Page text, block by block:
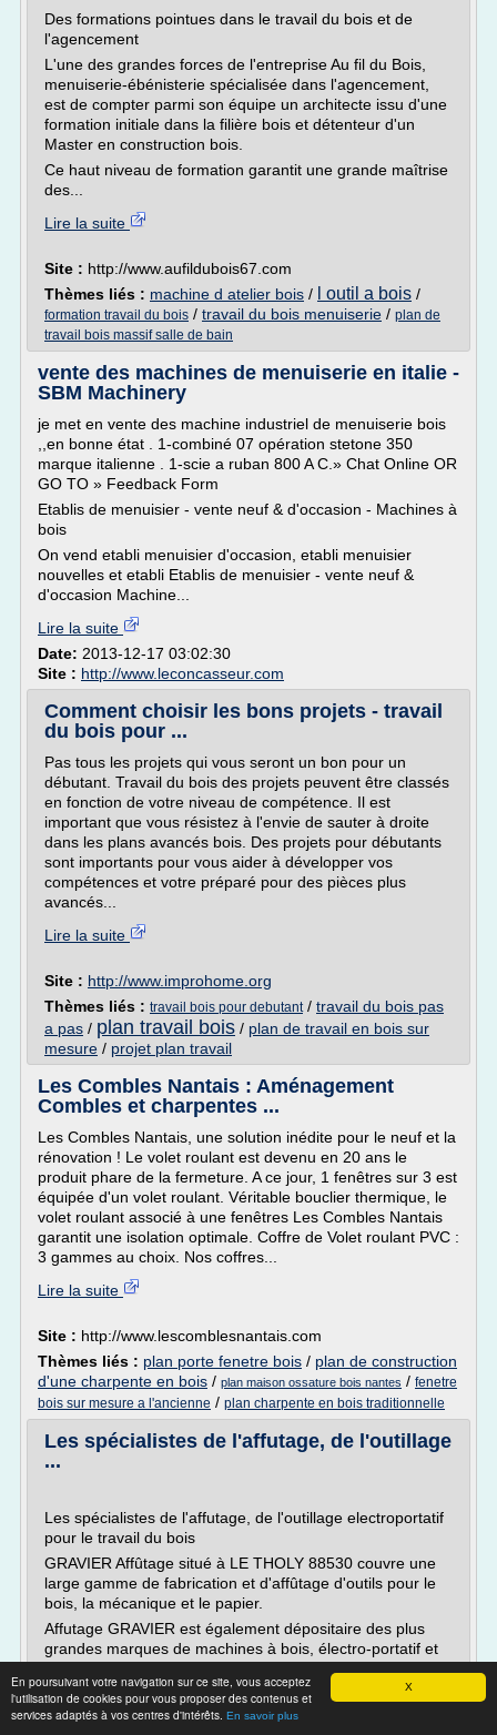
X
En poursuivant votre navigation sur ce site, vous acceptez
l'utilisation de cookies pour vous proposer des contenus et
services adaptés à vos centres d'intérêts. En savoir plus
Des formations pointues dans le travail du bois et de
l'agencement
L'une des grandes forces de l'entreprise Au fil du Bois,
menuiserie-ébénisterie spécialisée dans l'agencement,
est de compter parmi son équipe un architecte issu d'une
formation initiale dans la filière bois et détenteur d'un
Master en construction bois.
Ce haut niveau de formation garantit une grande maîtrise
des...
Lire la suite
Site : http://www.aufildubois67.com
Thèmes liés : machine d atelier bois / l outil a bois /
formation travail du bois / travail du bois menuiserie / plan de
travail bois massif salle de bain
vente des machines de menuiserie en italie -
SBM Machinery
je met en vente des machine industriel de menuiserie bois
,,en bonne état . 1-combiné 07 opération stetone 350
marque italienne . 1-scie a ruban 800 A C.» Chat Online OR
GO TO » Feedback Form
Etablis de menuisier - vente neuf & d'occasion - Machines à
bois
On vend etabli menuisier d'occasion, etabli menuisier
nouvelles et etabli Etablis de menuisier - vente neuf &
d'occasion Machine...
Lire la suite
Date: 2013-12-17 03:02:30
Site : http://www.leconcasseur.com
Comment choisir les bons projets - travail
du bois pour ...
Pas tous les projets qui vous seront un bon pour un
débutant. Travail du bois des projets peuvent être classés
en fonction de votre niveau de compétence. Il est
important que vous résistez à l'envie de sauter à droite
dans les plans avancés bois. Des projets pour débutants
sont importants pour vous aider à développer vos
compétences et votre préparé pour des pièces plus
avancés...
Lire la suite
Site : http://www.improhome.org
Thèmes liés : travail bois pour debutant/ travail du bois pas
a pas / plan travail bois / plan de travail en bois sur
mesure / projet plan travail
Les Combles Nantais : Aménagement
Combles et charpentes ...
Les Combles Nantais, une solution inédite pour le neuf et la
rénovation ! Le volet roulant est devenu en 20 ans le
produit phare de la fermeture. A ce jour, 1 fenêtres sur 3 est
équipée d'un volet roulant. Véritable bouclier thermique, le
volet roulant associé à une fenêtres Les Combles Nantais
garantit une isolation optimale. Coffre de Volet roulant PVC :
3 gammes au choix. Nos coffres...
Lire la suite
Site : http://www.lescomblesnantais.com
Thèmes liés : plan porte fenetre bois / plan de construction
d'une charpente en bois / plan maison ossature bois nantes / fenetre
bois sur mesure a l'ancienne / plan charpente en bois traditionnelle
Les spécialistes de l'affutage, de l'outillage
...
Les spécialistes de l'affutage, de l'outillage electroportatif
pour le travail du bois
GRAVIER Affûtage situé à LE THOLY 88530 couvre une
large gamme de fabrication et d'affûtage d'outils pour le
bois, la mécanique et le papier.
Affutage GRAVIER est également dépositaire des plus
grandes marques de machines à bois, électro-portatif et
La boutique des pros et des passionnés du bois.
Bienvenue sur le...